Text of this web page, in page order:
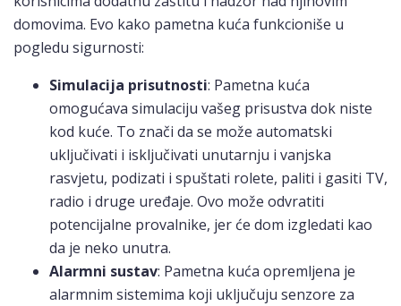
domovima. Evo kako pametna kuća funkcioniše u
pogledu sigurnosti:
Simulacija prisutnosti: Pametna kuća
omogućava simulaciju vašeg prisustva dok niste
kod kuće. To znači da se može automatski
uključivati i isključivati unutarnju i vanjska
rasvjetu, podizati i spuštati rolete, paliti i gasiti TV,
radio i druge uređaje. Ovo može odvratiti
potencijalne provalnike, jer će dom izgledati kao
da je neko unutra.
Alarmni sustav: Pametna kuća opremljena je
alarmnim sistemima koji uključuju senzore za